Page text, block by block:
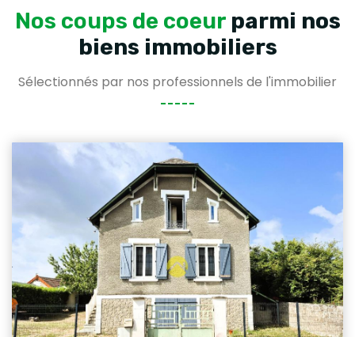
Nos coups de coeur parmi nos
biens immobiliers
Sélectionnés par nos professionnels de l'immobilier